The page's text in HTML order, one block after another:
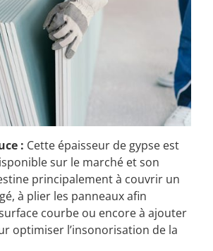
:Cette épaisseur de gypse est
sur le marché et son
principalement à couvrir un
à plier les panneaux afin
courbe ou encore à ajouter
optimiser l’insonorisation de la